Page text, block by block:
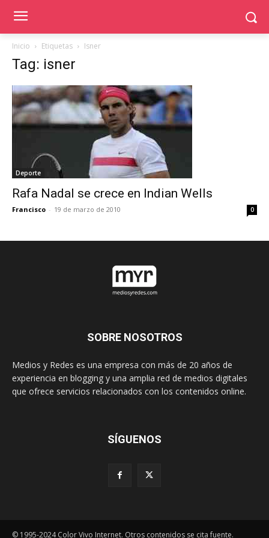
Inicio Etiquetas Isner
Tag: isner
Deporte
Rafa Nadal se crece en Indian Wells
Francisco - 19 de marzo de 2010 0
SOBRE NOSOTROS
Medios y Redes es una empresa con más de 20 años de
experiencia en blogging y una amplia red de medios digitales
que ofrece servicios relacionados con los contenidos online.
SÍGUENOS
© 1995-2024 Color Vivo Internet. Otros contenidos se cita fuente.